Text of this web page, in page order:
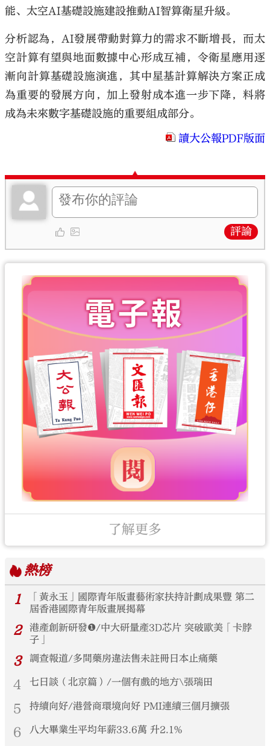
能、太空AI基礎設施建設推動AI智算衛星升級。
分析認為，AI發展帶動對算力的需求不斷增長，而太
空計算有望與地面數據中心形成互補，令衛星應用逐
漸向計算基礎設施演進，其中星基計算解決方案正成
為重要的發展方向，加上發射成本進一步下降，料將
成為未來數字基礎設施的重要組成部分。
讀大公報PDF版面
評論
了解更多
熱榜
1
「黃永玉」國際青年版畫藝術家扶持計劃成果豐 第二
屆香港國際青年版畫展揭幕
2
港產創新研發❶/中大研量產3D芯片 突破歐美「卡脖
子」
3 調查報道/多間藥房違法售未註冊日本止痛藥
4 七日談（北京篇）/一個有戲的地方\張瑞田
5 持續向好/港營商環境向好 PMI連續三個月擴張
6 八大畢業生平均年薪33.6萬 升2.1%